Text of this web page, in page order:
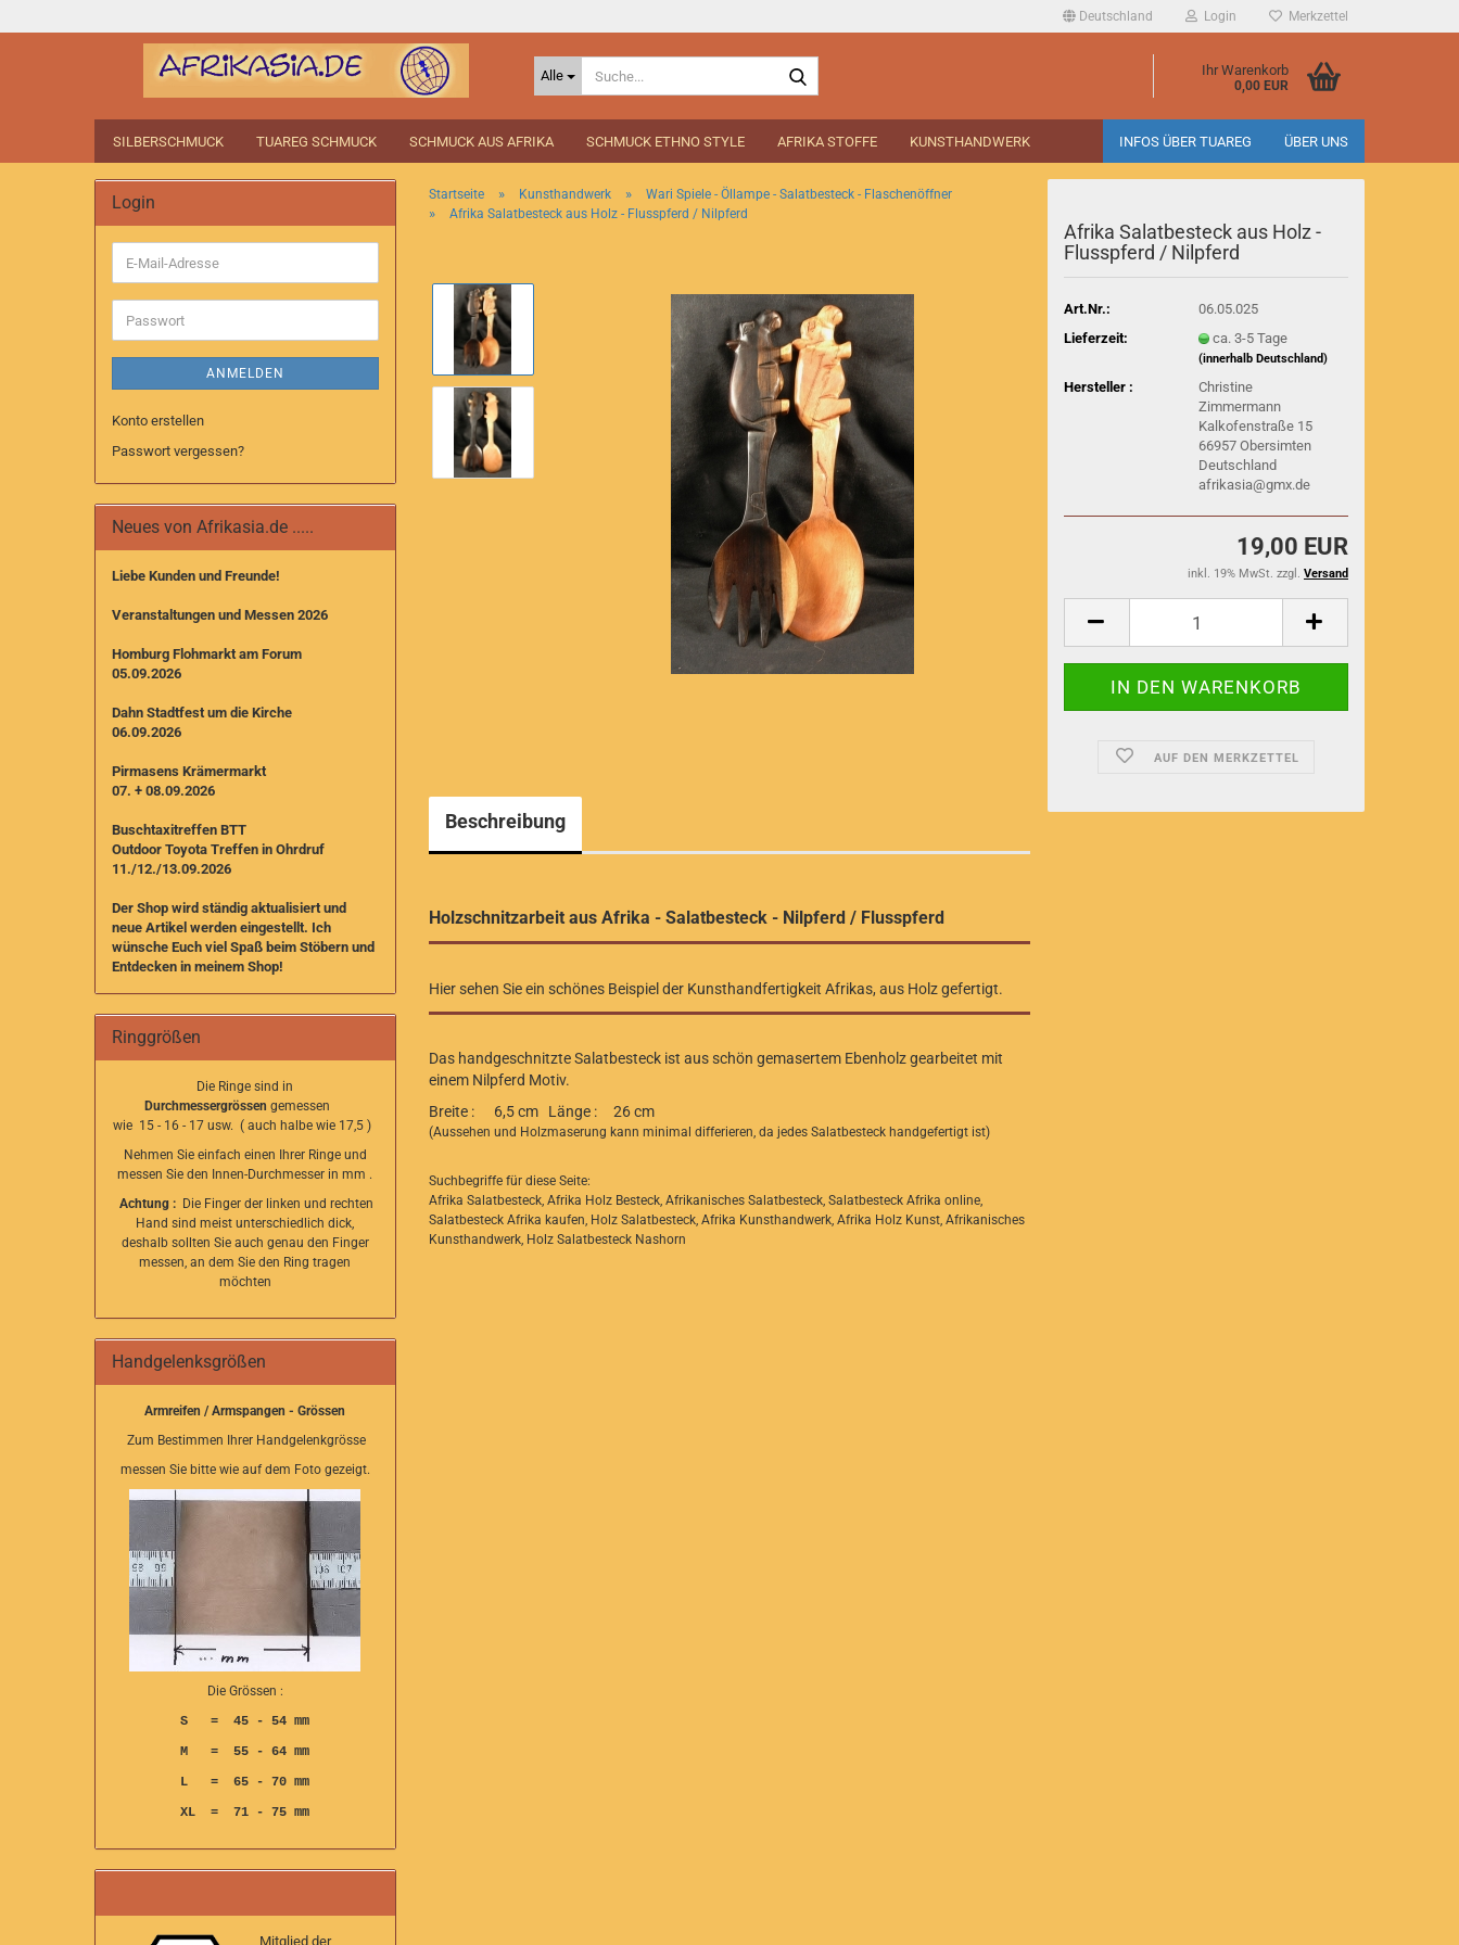
Deutschland Login Merkzettel
Alle Ihr Warenkorb
0,00 EUR
SILBERSCHMUCK TUAREG SCHMUCK SCHMUCK AUS AFRIKA SCHMUCK ETHNO STYLE AFRIKA STOFFE KUNSTHANDWERK INFOS ÜBER TUAREG ÜBER UNS
Startseite » Kunsthandwerk » Wari Spiele - Öllampe - Salatbesteck - Flaschenöffner
» Afrika Salatbesteck aus Holz - Flusspferd / Nilpferd
Afrika Salatbesteck aus Holz -
Flusspferd / Nilpferd
Art.Nr.:
06.05.025
Lieferzeit:
ca. 3-5 Tage
(innerhalb Deutschland)
Hersteller :
Christine
Zimmermann
Kalkofenstraße 15
66957 Obersimten
Deutschland
afrikasia@gmx.de
19,00 EUR
inkl. 19% MwSt. zzgl. Versand
AUF DEN MERKZETTEL
Beschreibung
Holzschnitzarbeit aus Afrika - Salatbesteck - Nilpferd / Flusspferd
Hier sehen Sie ein schönes Beispiel der Kunsthandfertigkeit Afrikas, aus Holz gefertigt.
Das handgeschnitzte Salatbesteck ist aus schön gemasertem Ebenholz gearbeitet mit
einem Nilpferd Motiv.
Breite : 6,5 cm Länge : 26 cm
(Aussehen und Holzmaserung kann minimal differieren, da jedes Salatbesteck handgefertigt ist)
Suchbegriffe für diese Seite:
Afrika Salatbesteck, Afrika Holz Besteck, Afrikanisches Salatbesteck, Salatbesteck Afrika online,
Salatbesteck Afrika kaufen, Holz Salatbesteck, Afrika Kunsthandwerk, Afrika Holz Kunst, Afrikanisches
Kunsthandwerk, Holz Salatbesteck Nashorn
Login
E-
Mail-
Adresse
Passwort
ANMELDEN
Konto erstellen
Passwort vergessen?
Neues von Afrikasia.de .....
Liebe Kunden und Freunde!
Veranstaltungen und Messen 2026
Homburg Flohmarkt am Forum
05.09.2026
Dahn Stadtfest um die Kirche
06.09.2026
Pirmasens Krämermarkt
07. + 08.09.2026
Buschtaxitreffen BTT
Outdoor Toyota Treffen in Ohrdruf
11./12./13.09.2026
Der Shop wird ständig aktualisiert und
neue Artikel werden eingestellt. Ich
wünsche Euch viel Spaß beim Stöbern und
Entdecken in meinem Shop!
Ringgrößen
Die Ringe sind in
Durchmessergrössen gemessen
wie 15 - 16 - 17 usw. ( auch halbe wie 17,5 )
Nehmen Sie einfach einen Ihrer Ringe und
messen Sie den Innen-Durchmesser in mm .
Achtung : Die Finger der linken und rechten
Hand sind meist unterschiedlich dick,
deshalb sollten Sie auch genau den Finger
messen, an dem Sie den Ring tragen
möchten
Handgelenksgrößen
Armreifen / Armspangen - Grössen
Zum Bestimmen Ihrer Handgelenkgrösse
messen Sie bitte wie auf dem Foto gezeigt.
Die Grössen :
S = 45 - 54 mm
M = 55 - 64 mm
L = 65 - 70 mm
XL = 71 - 75 mm
Mitglied der